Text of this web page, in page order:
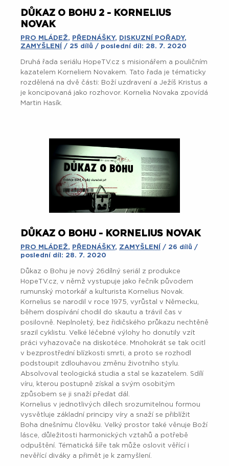
DŮKAZ O BOHU 2 - KORNELIUS
NOVAK
PRO MLÁDEŽ, PŘEDNÁŠKY, DISKUZNÍ POŘADY,
ZAMYŠLENÍ
/ 25 dílů / poslední díl: 28. 7. 2020
Druhá řada seriálu HopeTV.cz s misionářem a pouličním
kazatelem Korneliem Novakem. Tato řada je tématicky
rozdělená na dvě části: Boží uzdravení a Ježíš Kristus a
je koncipovaná jako rozhovor. Kornelia Novaka zpovídá
Martin Hasík.
DŮKAZ O BOHU - KORNELIUS NOVAK
PRO MLÁDEŽ, PŘEDNÁŠKY, ZAMYŠLENÍ
/ 26 dílů /
poslední díl: 28. 7. 2020
Důkaz o Bohu je nový 26dílný seriál z produkce
HopeTV.cz, v němž vystupuje jako řečník původem
rumunský motorkář a kulturista Kornelius Novak.
Kornelius se narodil v roce 1975, vyrůstal v Německu,
během dospívání chodil do skautu a trávil čas v
posilovně. Neplnoletý, bez řidičského průkazu nechtěně
srazil cyklistu. Velké léčebné výlohy ho donutily vzít
práci vyhazovače na diskotéce. Mnohokrát se tak ocitl
v bezprostřední blízkosti smrti, a proto se rozhodl
podstoupit zdlouhavou změnu životního stylu.
Absolvoval teologická studia a stal se kazatelem. Sdílí
víru, kterou postupně získal a svým osobitým
způsobem se ji snaží předat dál.
Kornelius v jednotlivých dílech srozumitelnou formou
vysvětluje základní principy víry a snaží se přiblížit
Boha dnešnímu člověku. Velký prostor také věnuje Boží
lásce, důležitosti harmonických vztahů a potřebě
odpuštění. Tématická šíře tak může oslovit věřící i
nevěřící diváky a přimět je k zamyšlení.